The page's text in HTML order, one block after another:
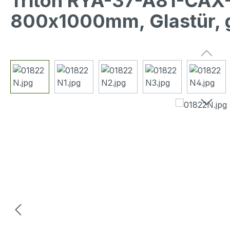
800x1000mm, Glastür,
Bildergalerie überspringen